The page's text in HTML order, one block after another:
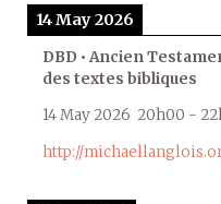
14 May 2026
DBD • Ancien
des textes bibliques
14 May 2026 20h00 -
http://